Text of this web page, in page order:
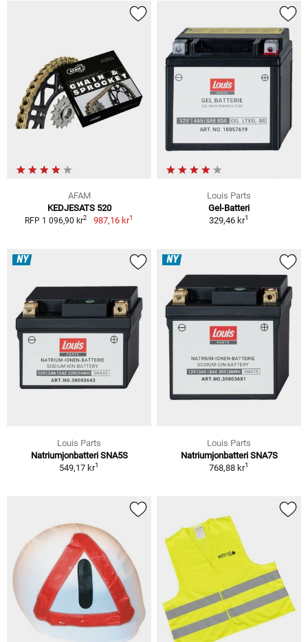
AFAM
KEDJESATS 520
RFP 1 096,90 kr2 987,16 kr1
Louis Parts
Gel-Batteri
329,46 kr1
NY
Louis Parts
Natriumjonbatteri SNA5S
549,17 kr1
NY
Louis Parts
Natriumjonbatteri SNA7S
768,88 kr1